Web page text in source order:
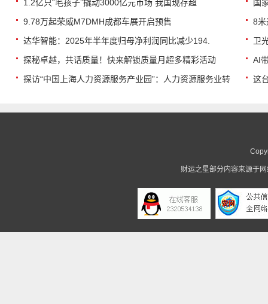
1.2亿只“毛孩子”撬动3000亿元市场 我国现存超
国
9.78万起荣威M7DMH成都车展开启预售
8米
达华智能：2025年半年度归母净利润同比减少194.
卫
探秘卓越，共话质量！快来解锁质量月超多精彩活动
AI
探访“中国上海人力资源服务产业园”：人力资源服务业转
这
财运之星部分内容来源于